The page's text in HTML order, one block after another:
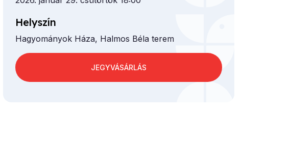
Helyszín
Hagyományok Háza, Halmos Béla terem
JEGYVÁSÁRLÁS